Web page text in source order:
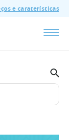
e caraterísticas